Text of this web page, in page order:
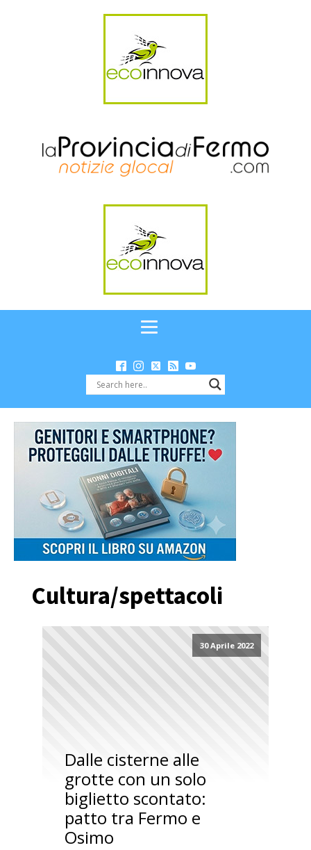
Cultura/spettacoli
30 Aprile 2022
Dalle cisterne alle
grotte con un solo
biglietto scontato:
patto tra Fermo e
Osimo